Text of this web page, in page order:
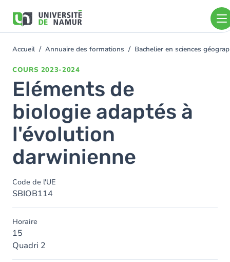
contenu
You
Accueil Annuaire des formations Bachelier en sciences
COURS 2023-2024
Eléments de
biologie adaptés à
l'évolution
darwinienne
Code de l'UE
SBIOB114
Horaire
15
Quadri 2